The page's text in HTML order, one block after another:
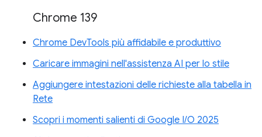
Chrome 139
Chrome DevTools più affidabile e produttivo
Caricare immagini nell'assistenza AI per lo stile
Aggiungere intestazioni delle richieste alla tabella in
Rete
Scopri i momenti salienti di Google I/O 2025